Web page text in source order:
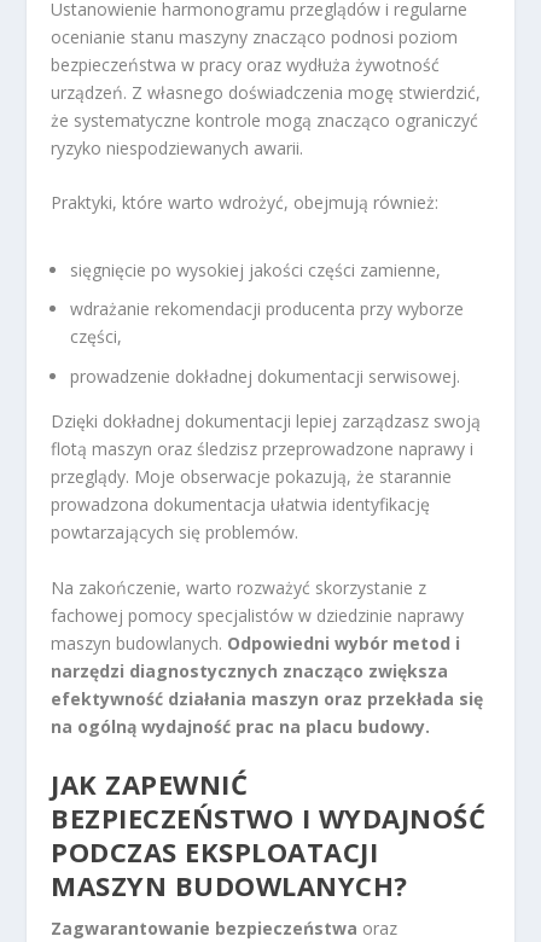
Ustanowienie harmonogramu przeglądów i regularne
ocenianie stanu maszyny znacząco podnosi poziom
bezpieczeństwa w pracy oraz wydłuża żywotność
urządzeń. Z własnego doświadczenia mogę stwierdzić,
że systematyczne kontrole mogą znacząco ograniczyć
ryzyko niespodziewanych awarii.
Praktyki, które warto wdrożyć, obejmują również:
sięgnięcie po wysokiej jakości części zamienne,
wdrażanie rekomendacji producenta przy wyborze
części,
prowadzenie dokładnej dokumentacji serwisowej.
Dzięki dokładnej dokumentacji lepiej zarządzasz swoją
flotą maszyn oraz śledzisz przeprowadzone naprawy i
przeglądy. Moje obserwacje pokazują, że starannie
prowadzona dokumentacja ułatwia identyfikację
powtarzających się problemów.
Na zakończenie, warto rozważyć skorzystanie z
fachowej pomocy specjalistów w dziedzinie naprawy
maszyn budowlanych. Odpowiedni wybór metod i
narzędzi diagnostycznych znacząco zwiększa
efektywność działania maszyn oraz przekłada się
na ogólną wydajność prac na placu budowy.
JAK ZAPEWNIĆ
BEZPIECZEŃSTWO I WYDAJNOŚĆ
PODCZAS EKSPLOATACJI
MASZYN BUDOWLANYCH?
Zagwarantowanie bezpieczeństwa oraz